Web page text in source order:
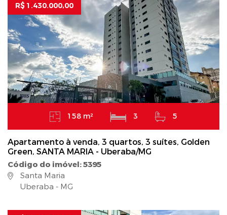
R$ 1.430.000,00
158 m² 3 5
Apartamento à venda, 3 quartos, 3 suítes, Golden
Green, SANTA MARIA - Uberaba/MG
Código do imóvel: 5395
Santa Maria
Uberaba - MG